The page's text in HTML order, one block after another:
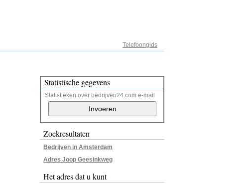
Telefoongids
Statistische gegevens
Statistieken over bedrijven24.com e-mail
Zoekresultaten
Bedrijven in Amsterdam
Adres Joop Geesinkweg
Het adres dat u kunt